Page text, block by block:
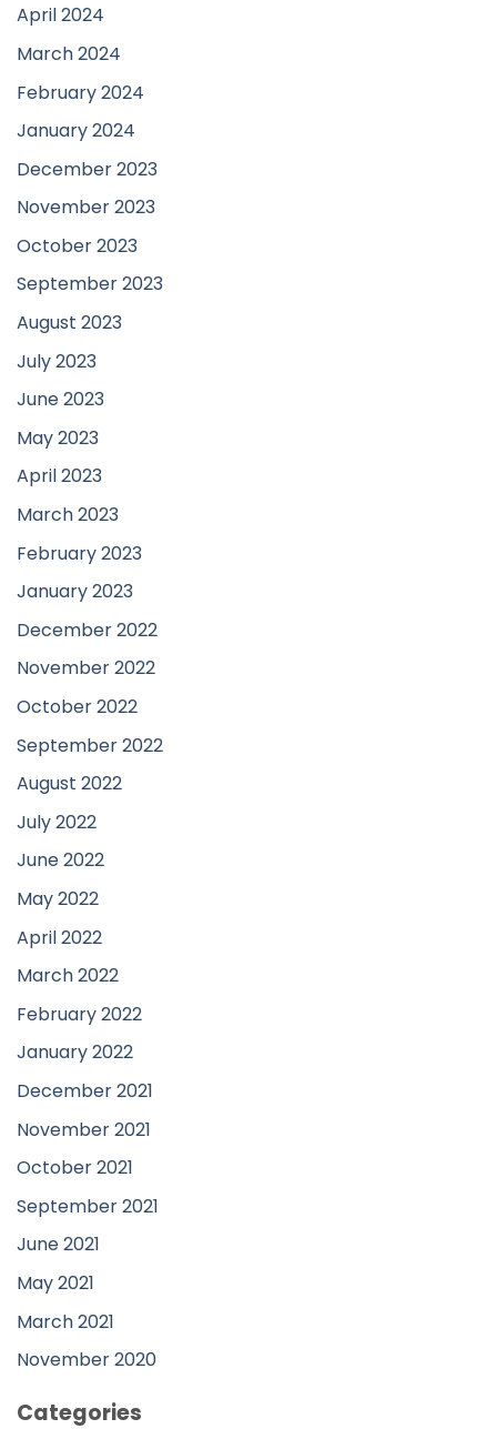
April 2024
March 2024
February 2024
January 2024
December 2023
November 2023
October 2023
September 2023
August 2023
July 2023
June 2023
May 2023
April 2023
March 2023
February 2023
January 2023
December 2022
November 2022
October 2022
September 2022
August 2022
July 2022
June 2022
May 2022
April 2022
March 2022
February 2022
January 2022
December 2021
November 2021
October 2021
September 2021
June 2021
May 2021
March 2021
November 2020
Categories